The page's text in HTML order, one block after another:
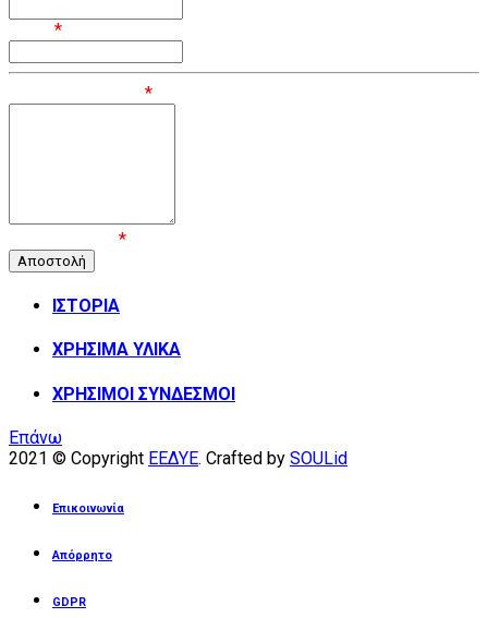
*
*
*
ΙΣΤΟΡΙΑ
ΧΡΗΣΙΜΑ ΥΛΙΚΑ
ΧΡΗΣΙΜΟΙ ΣΥΝΔΕΣΜΟΙ
Επάνω
2021 © Copyright ΕΕΔΥΕ. Crafted by SOULid
Επικοινωνία
Απόρρητο
GDPR